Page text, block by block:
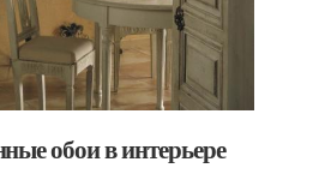
обои в интерьере